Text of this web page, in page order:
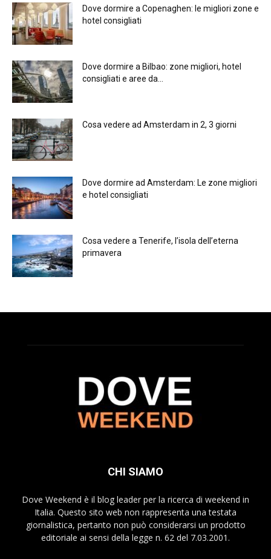
Dove dormire a Copenaghen: le migliori zone e
hotel consigliati
Dove dormire a Bilbao: zone migliori, hotel
consigliati e aree da...
Cosa vedere ad Amsterdam in 2, 3 giorni
Dove dormire ad Amsterdam: Le zone migliori
e hotel consigliati
Cosa vedere a Tenerife, l’isola dell’eterna
primavera
CHI SIAMO
Dove Weekend è il blog leader per la ricerca di weekend in
Italia. Questo sito web non rappresenta una testata
giornalistica, pertanto non può considerarsi un prodotto
editoriale ai sensi della legge n. 62 del 7.03.2001.